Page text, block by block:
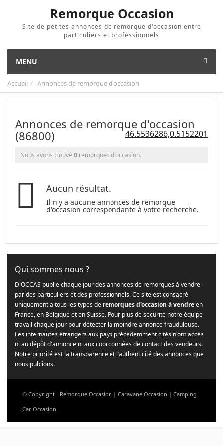
Remorque Occasion
Site de petites annonces de remorque d'occasion entre
particuliers et professionnels
MENU
Accueil Annonces de remorque d'occasion
Annonces de remorque d'occasion
(86800)
46.5536286,0.5152201
Nous avons trouvé 0 remorques d'occasion.
Aucun résultat.
Il n'y a aucune annonces de remorque
d'occasion correspondante à votre recherche.
Qui sommes nous ?
D'OCCAS publie chaque jour des annonces de remorques à vendre
par des particuliers et des professionnels. Ce site est consacré
uniquement a tous les types de remorques d'occasion à vendreen
France, en Belgique et en Suisse. Pour plus de sécurité notre équipe
travail chaque jour pour détecter la moindre annonce frauduleuse.
Les internautes étrangers aux pays précédemment cités n'ont accès
ni au dépôt d'annonce ni aux coordonnées de contact des vendeurs.
Notre priorité est la transparence et l’authenticité des annonces que
nous publions.
© Copyright - Remorque Occasion | Caravane Occasion | Camping
Car Occasion